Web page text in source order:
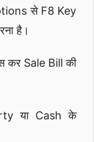
से F8 Key
है।
कर Sale Bill की
या Cash के